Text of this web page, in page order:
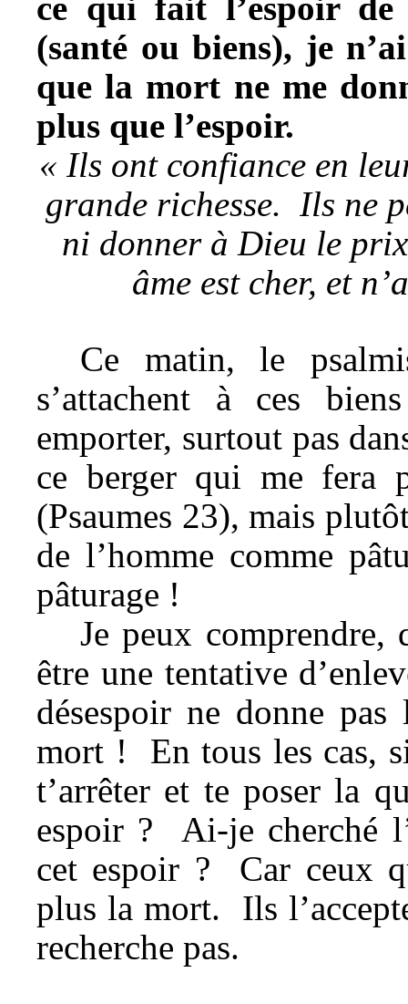
(santé ou biens), je
que la mort ne me
plus que l’espoir.
« Ils ont confiance en
grande richesse. Ils ne
ni donner à Dieu le
âme est cher, et
Ce matin, le
s’attachent à ces
emporter, surtout pas
ce berger qui me fera
(Psaumes 23), mais
de l’homme comme
pâturage !
Je peux
être une tentative
désespoir ne donne
mort ! En tous les cas,
t’arrêter et te poser la
espoir ? Ai-je cherché
cet espoir ? Car ceux
plus la mort. Ils
recherche pas.